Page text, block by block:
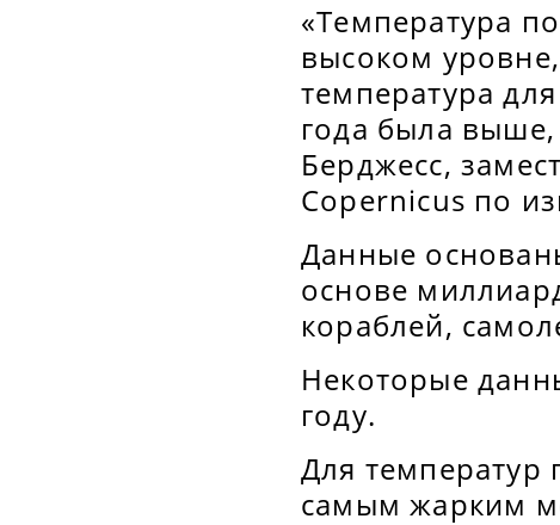
«Температура
высоком
температура
года была
Берджесс,
Copernicus по
Данные
основе
кораблей,
Некоторые
году.
Для температур
самым жарким